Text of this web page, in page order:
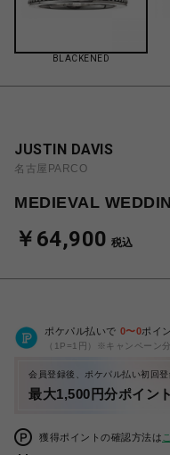
BLACKENED
JUSTIN DAVIS
名古屋PARCO
MEDIEVAL
￥64,900 税込
ポケパル払いで 0〜0ポイ
（1P=1円）※キャンペーン分
会員登録後、ポケパル払い初回
最大1,500円分ポイン
獲得ポイントの確認方法は